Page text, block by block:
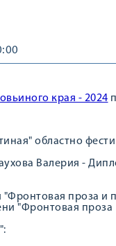
края - 2024
областно
Валерия -
"Фронтовая проза и
"Фронтовая проза